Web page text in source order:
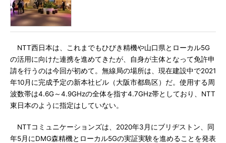
NTT西日本は、これまでもひびき精機や山口県とローカル5G
の活用に向けた連携を進めてきたが、自身が主体となって免許申
請を行うのは今回が初めて。無線局の場所は、現在建設中で2021
年10月に完成予定の新本社ビル（大阪市都島区）だ。使用する周
波数帯は4.6G～4.9GHzの全体を指す4.7GHz帯としており、NTT
東日本のように指定はしていない。
NTTコミュニケーションズは、2020年3月にブリヂストン、同
年5月にDMG森精機とローカル5Gの実証実験を進めることを発表